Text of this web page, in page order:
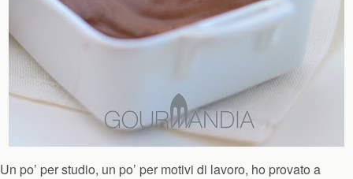
Un po’ per studio, un po’ per motivi di lavoro, ho provato a